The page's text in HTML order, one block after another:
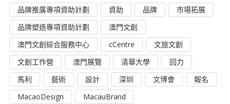
品牌推廣專項資助計劃
資助 品牌
市場拓展
品牌塑造專項資助計劃
澳門文創
澳門文創綜合服務中心
cCentre
文旅文創
文創工作營
澳門展覽 清華大學
回力
馬利
藝術 設計 深圳 文博會
報名
MacaoDesign
MacauBrand